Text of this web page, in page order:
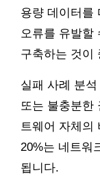
용량 데이터를
오류를 유발할
구축하는 것이
실패 사례 분
또는 불충분한
트웨어 자체의
20%는 네트워
됩니다.